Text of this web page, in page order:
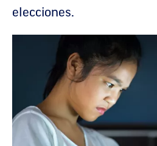
elecciones.